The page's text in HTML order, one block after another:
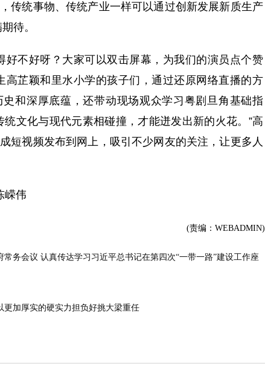
传统事物、传统产业一样可以通过创新发展新质生产
待。
不好呀？大家可以双击屏幕，为我们的演员点个赞
高芷颖和里水小学的孩子们，通过还原网络直播的方
和深厚底蕴，还带动现场观众学习粤剧旦角基础指
统文化与现代元素相碰撞，才能迸发出新的火花。”高
短视频发布到网上，吸引不少网友的关注，让更多人
伟
(责编：WEBADMIN)
常务会议 认真传达学习习近平总书记在第四次“一带一路”建设工作座
更加厚实的硬实力担负好挑大梁重任